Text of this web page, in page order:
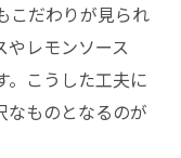
こだわりが見られ
やレモンソース
。こうした工夫に
なものとなるのが